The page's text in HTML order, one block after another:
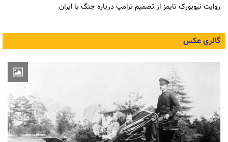
روایت نیویورک تایمز از تصمیم ترامپ درباره جنگ با ایران
گالری عکس